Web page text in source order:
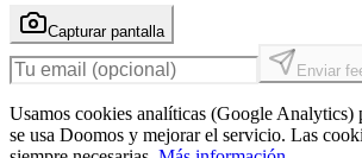
Capturar pantalla
Enviar
Usamos cookies analíticas (Google Analytics)
se usa Doomos y mejorar el servicio. Las